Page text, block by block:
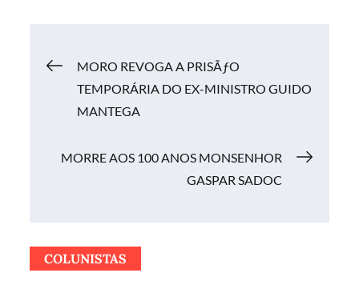
Navegação
de
Post
MORO REVOGA A PRISÃƒO
TEMPORÁRIA DO EX-MINISTRO GUIDO
MANTEGA
MORRE AOS 100 ANOS MONSENHOR
GASPAR SADOC
COLUNISTAS